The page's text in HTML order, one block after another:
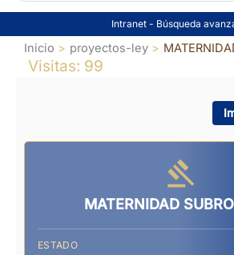
Intranet - Búsqueda
Inicio proyectos-ley
Visitas: 99
MATERNIDAD
ESTADO